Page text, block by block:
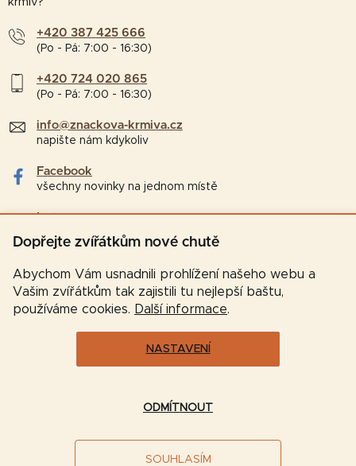
Dopřejte zvířátkům nové chutě
Abychom Vám usnadnili prohlížení našeho webu a
Vašim zvířátkům tak zajistili tu nejlepší baštu,
používáme cookies. Další informace.
SOUHLASÍM
NASTAVENÍ
ODMÍTNOUT
+420 387 425 666
(Po - Pá: 7:00 - 16:30)
+420 724 020 865
(Po - Pá: 7:00 - 16:30)
info@znackova-krmiva.cz
napište nám kdykoliv
Facebook
všechny novinky na jednom místě
Instagram
tipy a zajímavosti pro chovatele
Vytvořil Shoptet
Upravit nastavení cookies